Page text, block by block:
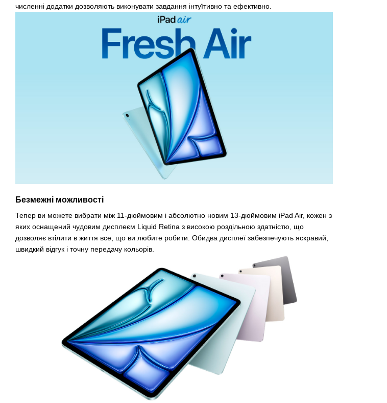
численні додатки дозволяють виконувати завдання інтуїтивно та ефективно.
Безмежні можливості
Тепер ви можете вибрати між 11-дюймовим і абсолютно новим 13-дюймовим iPad Air, кожен з
яких оснащений чудовим дисплеєм Liquid Retina з високою роздільною здатністю, що
дозволяє втілити в життя все, що ви любите робити. Обидва дисплеї забезпечують яскравий,
швидкий відгук і точну передачу кольорів.